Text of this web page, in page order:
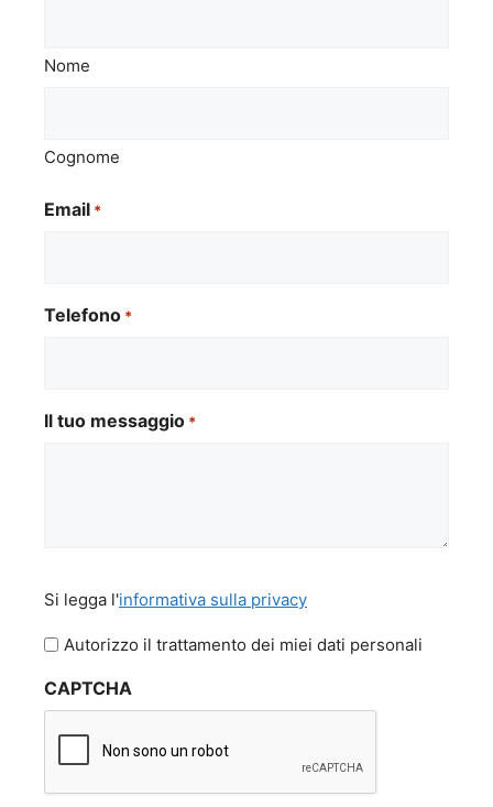
Nome
Cognome
Email *
Telefono *
Il tuo messaggio *
legga
l'informativa
privacy
Si legga l'informativa sulla privacy
Autorizzo il trattamento dei miei dati personali
CAPTCHA